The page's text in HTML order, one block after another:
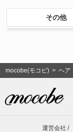
その他
mocobe(モコビ) >ヘア
運営会社 /